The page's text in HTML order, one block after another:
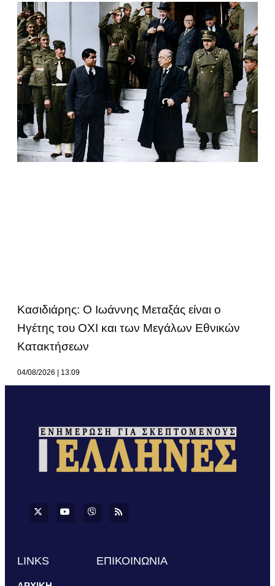
Κασιδιάρης: Ο Ιωάννης Μεταξάς είναι ο
Ηγέτης του ΟΧΙ και των Μεγάλων Εθνικών
Κατακτήσεων
04/08/2026 13:09
LINKS ΕΠΙΚΟΙΝΩΝΙΑ